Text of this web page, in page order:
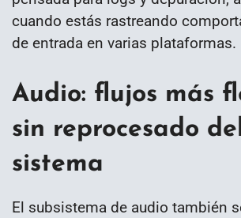
cuando estás rastreando
de entrada en varias plataformas.
Audio: flujos más
sin reprocesado
sistema
El subsistema de audio también